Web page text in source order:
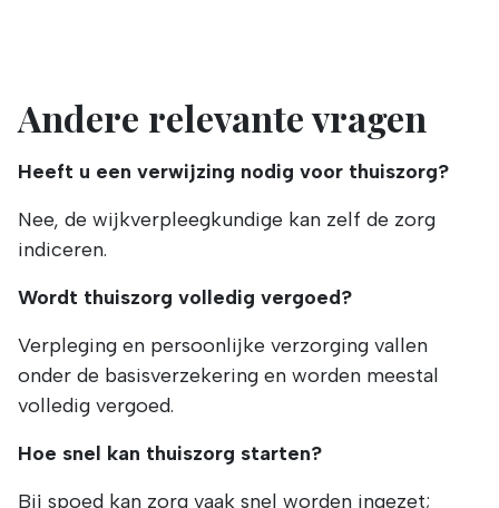
Andere relevante vragen
Heeft u een verwijzing nodig voor thuiszorg?
Nee, de wijkverpleegkundige kan zelf de zorg
indiceren.
Wordt thuiszorg volledig vergoed?
Verpleging en persoonlijke verzorging vallen
onder de basisverzekering en worden meestal
volledig vergoed.
Hoe snel kan thuiszorg starten?
Bij spoed kan zorg vaak snel worden ingezet;